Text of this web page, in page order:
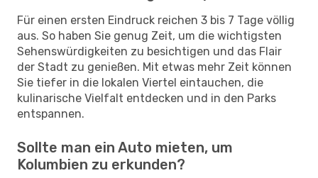
Für einen ersten Eindruck reichen 3 bis 7 Tage völlig
aus. So haben Sie genug Zeit, um die wichtigsten
Sehenswürdigkeiten zu besichtigen und das Flair
der Stadt zu genießen. Mit etwas mehr Zeit können
Sie tiefer in die lokalen Viertel eintauchen, die
kulinarische Vielfalt entdecken und in den Parks
entspannen.
Sollte man ein Auto mieten, um
Kolumbien zu erkunden?